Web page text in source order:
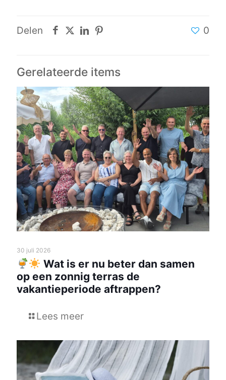
Delen 0
Gerelateerde items
30 juli 2026
Wat is er nu beter dan samen
op een zonnig terras de
vakantieperiode aftrappen?
Lees meer